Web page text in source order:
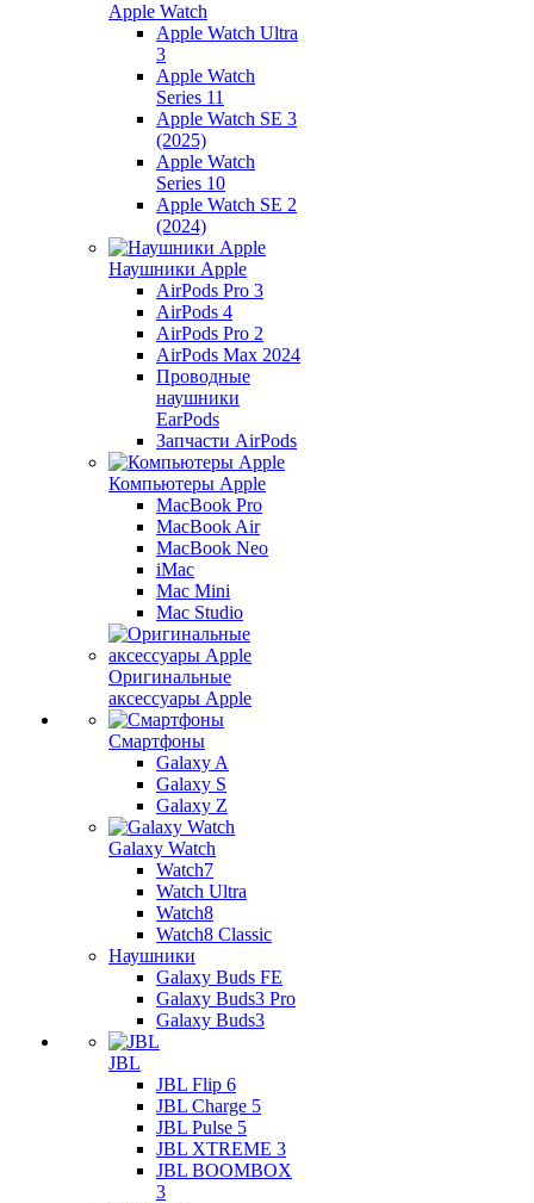
Apple Watch
Apple Watch Ultra
3
Apple Watch
Series 11
Apple Watch SE 3
(2025)
Apple Watch
Series 10
Apple Watch SE 2
(2024)
Наушники Apple
AirPods Pro 3
AirPods 4
AirPods Pro 2
AirPods Max 2024
Проводные
наушники
EarPods
Запчасти AirPods
Компьютеры Apple
MacBook Pro
MacBook Air
MacBook Neo
iMac
Mac Mini
Mac Studio
Оригинальные
аксессуары Apple
Смартфоны
Galaxy A
Galaxy S
Galaxy Z
Galaxy Watch
Watch7
Watch Ultra
Watch8
Watch8 Classic
Наушники
Galaxy Buds FE
Galaxy Buds3 Pro
Galaxy Buds3
JBL
JBL Flip 6
JBL Charge 5
JBL Pulse 5
JBL XTREME 3
JBL BOOMBOX
3